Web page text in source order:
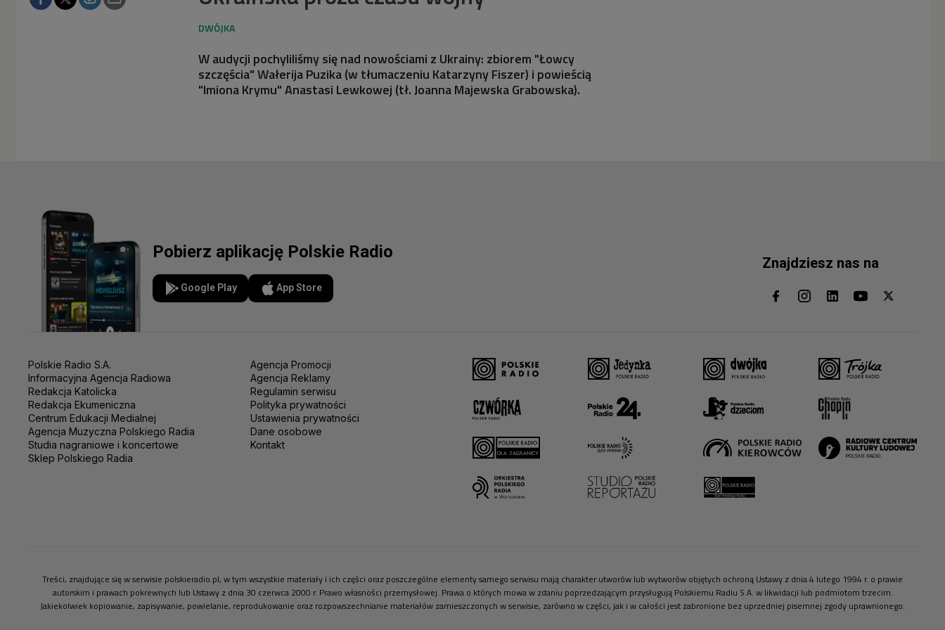
W audycji pochyliliśmy się nad nowościami z Ukrainy: zbiorem "Łowcy
szczęścia" Wałerija Puzika (w tłumaczeniu Katarzyny Fiszer) i powieścią
"Imiona Krymu" Anastasi Lewkowej (tł. Joanna Majewska Grabowska).
Pobierz aplikację Polskie Radio
Google Play App Store
Znajdziesz nas na
Polskie Radio S.A.
Informacyjna Agencja Radiowa
Redakcja Katolicka
Redakcja Ekumeniczna
Centrum Edukacji Medialnej
Agencja Muzyczna Polskiego Radia
Studia nagraniowe i koncertowe
Sklep Polskiego Radia
Agencja Promocji
Agencja Reklamy
Regulamin serwisu
Polityka prywatności
Ustawienia prywatności
Dane osobowe
Kontakt
Treści, znajdujące się w serwisie polskieradio.pl, w tym wszystkie materiały i ich części oraz poszczególne elementy samego serwisu mają charakter utworów lub wytworów objętych ochroną Ustawy z dnia 4 lutego 1994 r. o prawie
autorskim i prawach pokrewnych lub Ustawy z dnia 30 czerwca 2000 r. Prawo własności przemysłowej. Prawa o których mowa w zdaniu poprzedzającym przysługują Polskiemu Radiu S.A. w likwidacji lub podmiotom trzecim.
Jakiekolwiek kopiowanie, zapisywanie, powielanie, reprodukowanie oraz rozpowszechnianie materiałów zamieszczonych w serwisie, zarówno w części, jak i w całości jest zabronione bez uprzedniej pisemnej zgody uprawnionego.